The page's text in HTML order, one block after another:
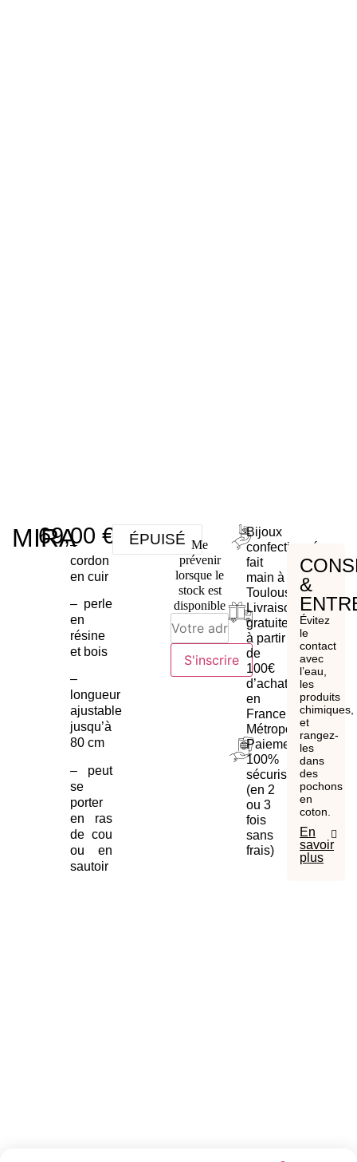
MIRA
69,00€
–
cordon
en cuir
– perle
en
résine
et bois
–
longueur
ajustable
jusqu’à
80 cm
– peut
se
porter
en ras
de cou
ou en
sautoir
ÉPUISÉ Me
prévenir
lorsque le
stock est
disponible
S'inscrire
Bijoux
confectionnés
fait
main à
Toulouse
Livraison
gratuite
à partir
de
100€
d’achat
en
France
Métropolitaine
Paiement
100%
sécurisé
(en 2
ou 3
fois
sans
frais)
&
Évitez
le
contact
avec
l’eau,
les
produits
chimiques,
et
rangez-
les
dans
des
pochons
en
coton.
En
savoir
plus